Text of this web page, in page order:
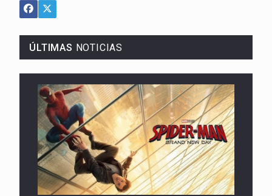
ÚLTIMAS NOTICIAS